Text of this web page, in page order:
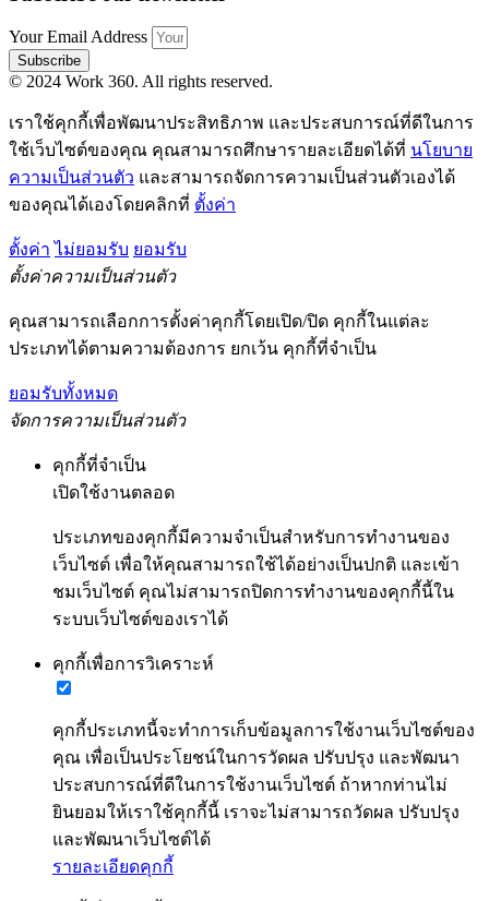
Your Email Address
Subscribe
© 2024 Work 360. All rights reserved.
เราใช้คุกกี้เพื่อพัฒนาประสิทธิภาพ และประสบการณ์ที่ดีในการ
ใช้เว็บไซต์ของคุณ คุณสามารถศึกษารายละเอียดได้ที่ นโยบาย
ความเป็นส่วนตัว และสามารถจัดการความเป็นส่วนตัวเองได้
ของคุณได้เองโดยคลิกที่ ตั้งค่า
ตั้งค่า ไม่ยอมรับ ยอมรับ
ตั้งค่าความเป็นส่วนตัว
คุณสามารถเลือกการตั้งค่าคุกกี้โดยเปิด/ปิด คุกกี้ในแต่ละ
ประเภทได้ตามความต้องการ ยกเว้น คุกกี้ที่จำเป็น
ยอมรับทั้งหมด
จัดการความเป็นส่วนตัว
คุกกี้ที่จำเป็น
เปิดใช้งานตลอด
ประเภทของคุกกี้มีความจำเป็นสำหรับการทำงานของ
เว็บไซต์ เพื่อให้คุณสามารถใช้ได้อย่างเป็นปกติ และเข้า
ชมเว็บไซต์ คุณไม่สามารถปิดการทำงานของคุกกี้นี้ใน
ระบบเว็บไซต์ของเราได้
คุกกี้เพื่อการวิเคราะห์
คุกกี้ประเภทนี้จะทำการเก็บข้อมูลการใช้งานเว็บไซต์ของ
คุณ เพื่อเป็นประโยชน์ในการวัดผล ปรับปรุง และพัฒนา
ประสบการณ์ที่ดีในการใช้งานเว็บไซต์ ถ้าหากท่านไม่
ยินยอมให้เราใช้คุกกี้นี้ เราจะไม่สามารถวัดผล ปรับปรุง
และพัฒนาเว็บไซต์ได้
รายละเอียดคุกกี้